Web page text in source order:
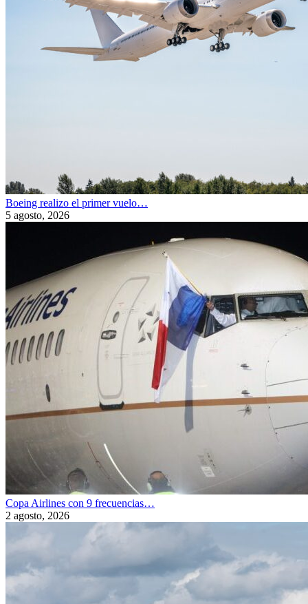
Boeing realizo el primer vuelo…
5 agosto, 2026
Copa Airlines con 9 frecuencias…
2 agosto, 2026